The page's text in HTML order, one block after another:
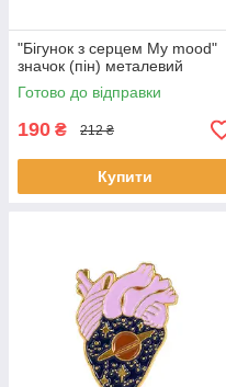
"Бігунок з серцем My mood"
значок (пін) металевий
Готово до відправки
190 ₴ 212 ₴
Купити